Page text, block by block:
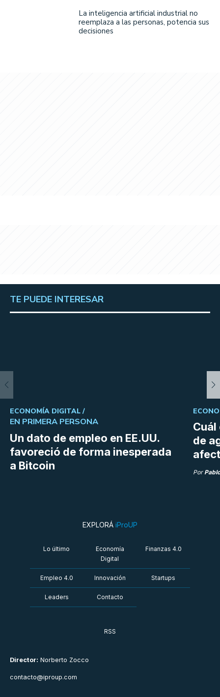
La inteligencia artificial industrial no
reemplaza a las personas, potencia sus
decisiones
TE PUEDE INTERESAR
Un dato de empleo en EE.UU.
favoreció de forma inesperada
a Bitcoin
ECONOMÍA DIGITAL /
EN PRIMERA PERSONA
de
Por
Director: Norberto Zocco
contacto@iproup.com
EXPLORÁ iProUP
Lo último
Economía
Digital
Finanzas 4.0
Empleo 4.0 Innovación Startups
Leaders Contacto
RSS